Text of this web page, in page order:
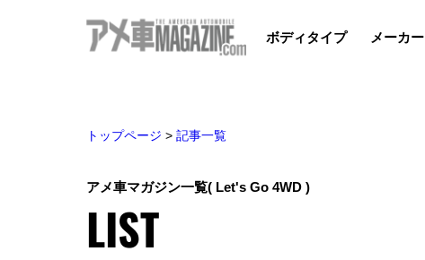
ボディタイプ メーカー
トップページ > 記事一覧
アメ車マガジン一覧( Let's Go 4WD )
LIST